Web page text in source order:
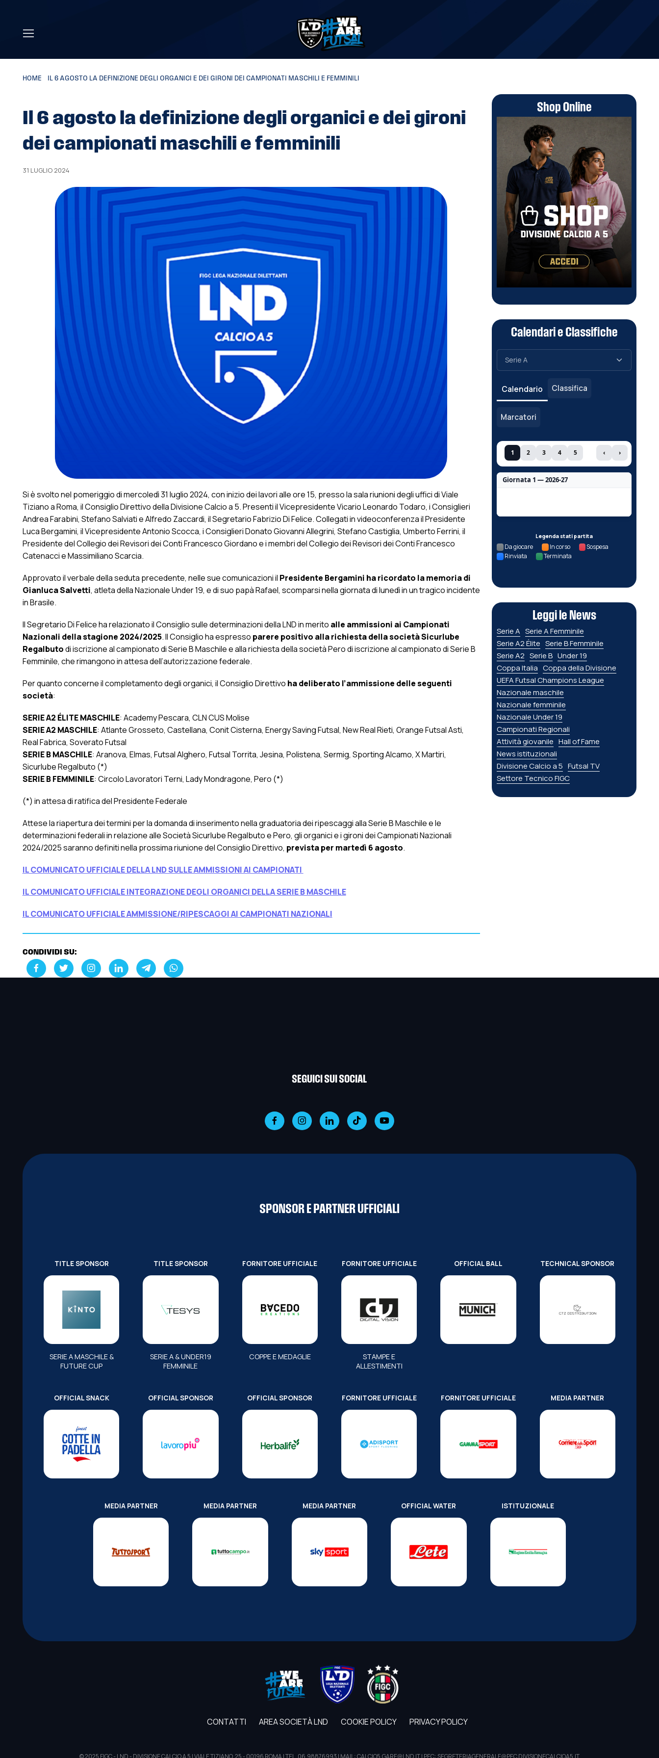
HOME IL 6 AGOSTO LA DEFINIZIONE DEGLI ORGANICI E DEI GIRONI DEI CAMPIONATI MASCHILI E FEMMINILI
Il 6 agosto la definizione degli organici e dei gironi
dei campionati maschili e femminili
31 LUGLIO 2024
Si è svolto nel pomeriggio di mercoledì 31 luglio 2024, con inizio dei lavori alle ore 15, presso la sala riunioni degli uffici di Viale
Tiziano a Roma, il Consiglio Direttivo della Divisione Calcio a 5. Presenti il Vicepresidente Vicario Leonardo Todaro, i Consiglieri
Andrea Farabini, Stefano Salviati e Alfredo Zaccardi, il Segretario Fabrizio Di Felice. Collegati in videoconferenza il Presidente
Luca Bergamini, il Vicepresidente Antonio Scocca, i Consiglieri Donato Giovanni Allegrini, Stefano Castiglia, Umberto Ferrini, il
Presidente del Collegio dei Revisori dei Conti Francesco Giordano e i membri del Collegio dei Revisori dei Conti Francesco
Catenacci e Massimiliano Scarcia.
Approvato il verbale della seduta precedente, nelle sue comunicazioni il Presidente Bergamini ha ricordato la memoria di
Gianluca Salvetti, atleta della Nazionale Under 19, e di suo papà Rafael, scomparsi nella giornata di lunedì in un tragico incidente
in Brasile.
Il Segretario Di Felice ha relazionato il Consiglio sulle determinazioni della LND in merito alle ammissioni ai Campionati
Nazionali della stagione 2024/2025. Il Consiglio ha espresso parere positivo alla richiesta della società Sicurlube
Regalbutodi iscrizione al campionato di Serie B Maschile e alla richiesta della società Pero di iscrizione al campionato di Serie B
Femminile, che rimangono in attesa dell’autorizzazione federale.
Per quanto concerne il completamento degli organici, il Consiglio Direttivo ha deliberato l’ammissione delle seguenti
società:
SERIE A2 ÉLITE MASCHILE: Academy Pescara, CLN CUS Molise
SERIE A2 MASCHILE: Atlante Grosseto, Castellana, Conit Cisterna, Energy Saving Futsal, New Real Rieti, Orange Futsal Asti,
Real Fabrica, Soverato Futsal
SERIE B MASCHILE: Aranova, Elmas, Futsal Alghero, Futsal Torrita, Jesina, Polistena, Sermig, Sporting Alcamo, X Martiri,
Sicurlube Regalbuto (*)
SERIE B FEMMINILE: Circolo Lavoratori Terni, Lady Mondragone, Pero (*)
(*) in attesa di ratifica del Presidente Federale
Attese la riapertura dei termini per la domanda di inserimento nella graduatoria dei ripescaggi alla Serie B Maschile e le
determinazioni federali in relazione alle Società Sicurlube Regalbuto e Pero, gli organici e i gironi dei Campionati Nazionali
2024/2025 saranno definiti nella prossima riunione del Consiglio Direttivo, prevista per martedì 6 agosto.
IL COMUNICATO UFFICIALE DELLA LND SULLE AMMISSIONI AI CAMPIONATI
IL COMUNICATO UFFICIALE INTEGRAZIONE DEGLI ORGANICI DELLA SERIE B MASCHILE
IL COMUNICATO UFFICIALE AMMISSIONE/RIPESCAGGI AI CAMPIONATI NAZIONALI
CONDIVIDI SU:
Shop Online
Calendari e Classifiche
Calendario Classifica
Marcatori
1 2 3 4 5 ‹ ›
Giornata 1 — 2026-27
Legenda stati partita
Da giocare In corso
Sospesa
Rinviata
Terminata
Leggi le News
Serie A Serie A Femminile
Serie A2 Élite Serie B Femminile
Serie A2 Serie B Under 19
Coppa Italia Coppa della Divisione
UEFA Futsal Champions League
Nazionale maschile
Nazionale femminile
Nazionale Under 19
Campionati Regionali
Attività giovanile Hall of Fame
News istituzionali
Divisione Calcio a 5 Futsal TV
Settore Tecnico FIGC
SEGUICI SUI SOCIAL
SPONSOR E PARTNER UFFICIALI
TITLE SPONSOR
SERIE A MASCHILE &
FUTURE CUP
TITLE SPONSOR
SERIE A & UNDER19
FEMMINILE
FORNITORE UFFICIALE
COPPE E MEDAGLIE
FORNITORE UFFICIALE
STAMPE E
ALLESTIMENTI
OFFICIAL BALL TECHNICAL SPONSOR
OFFICIAL SNACK OFFICIAL SPONSOR OFFICIAL SPONSOR FORNITORE UFFICIALE FORNITORE UFFICIALE MEDIA PARTNER
MEDIA PARTNER MEDIA PARTNER MEDIA PARTNER OFFICIAL WATER ISTITUZIONALE
CONTATTI AREA SOCIETÀ LND COOKIE POLICY PRIVACY POLICY
© 2025 FIGC - LND - DIVISIONE CALCIO A 5 | VIALE TIZIANO, 25 - 00196 ROMA | TEL. 06.98876993 | MAIL: CALCIO5.GARE@LND.IT | PEC: SEGRETERIAGENERALE@PEC.DIVISIONECALCIOA5.IT